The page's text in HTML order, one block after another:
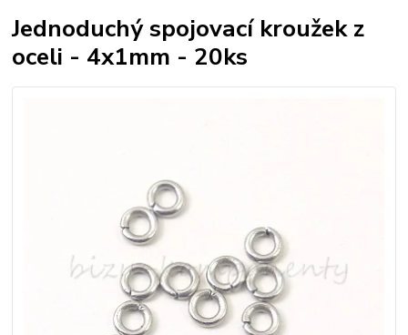
Jednoduchý spojovací kroužek z
oceli - 4x1mm - 20ks